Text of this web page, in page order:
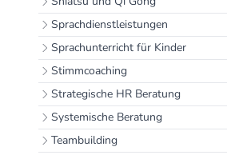
Sprachdienstleistungen
Sprachunterricht für Kinder
Stimmcoaching
Strategische HR Beratung
Systemische Beratung
Teambuilding